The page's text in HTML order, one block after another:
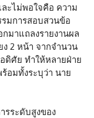
ะไม่พอใจคือ ความ
มการสอบสวนข้อ
มาแถลงรายงานผล
ง 2 หน้า จากจำนวน
ดิศัย ทำให้หลายฝ่าย
อมทั้งระบุว่า นาย
รระดับสูงของ